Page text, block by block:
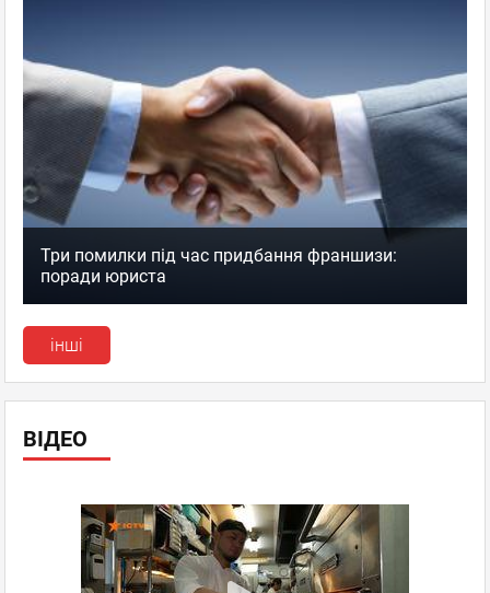
Три помилки під час придбання франшизи:
поради юриста
інші
ВІДЕО